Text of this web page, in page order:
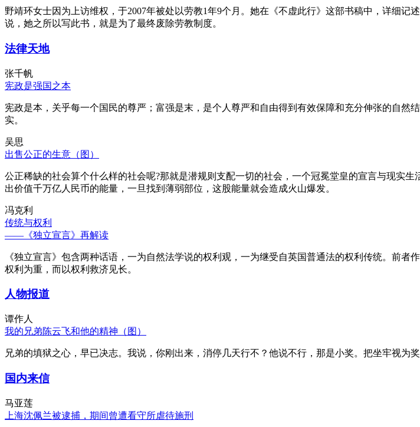
野靖环女士因为上访维权，于2007年被处以劳教1年9个月。她在《不虚此行》这部书稿中，详细
说，她之所以写此书，就是为了最终废除劳教制度。
法律天地
张千帆
宪政是强国之本
宪政是本，关乎每一个国民的尊严；富强是末，是个人尊严和自由得到有效保障和充分伸张的自
实。
吴思
出售公正的生意（图）
公正稀缺的社会算个什么样的社会呢?那就是潜规则支配一切的社会，一个冠冕堂皇的宣言与现实
出价值千万亿人民币的能量，一旦找到薄弱部位，这股能量就会造成火山爆发。
冯克利
传统与权利
——《独立宣言》再解读
《独立宣言》包含两种话语，一为自然法学说的权利观，一为继受自英国普通法的权利传统。前
权利为重，而以权利救济见长。
人物报道
谭作人
我的兄弟陈云飞和他的精神（图）
兄弟的填狱之心，早已决志。我说，你刚出来，消停几天行不？他说不行，那是小奖。把坐牢视为
国内来信
马亚莲
上海沈佩兰被逮捕，期间曾遭看守所虐待施刑